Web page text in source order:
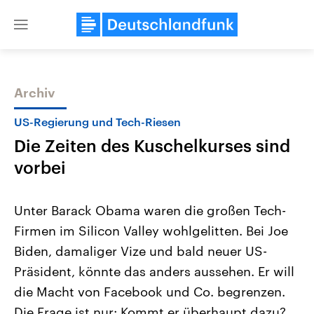
Close
Themen
Landtagswahl Sachsen-Anhalt
2026
Alle Informationen
Sachsen-Anhalt wählt am 6.
September 2026 einen neuen
Landtag. Seit 2021 wird das
Bundesland von einer Koalition aus
USA
Aktuelle Beiträge,
Hintergründe
Wirtschaftlich und
gehören die Vereinigten
den mächtigsten Ländern
mit großem Einfluss auf
Archiv
US-Regierung und Tech-Riesen
Die Zeiten des Kuschelkurses sind
vorbei
Unter Barack Obama waren die großen Tech-
Firmen im Silicon Valley wohlgelitten. Bei Joe
Biden, damaliger Vize und bald neuer US-
Präsident, könnte das anders aussehen. Er will
die Macht von Facebook und Co. begrenzen.